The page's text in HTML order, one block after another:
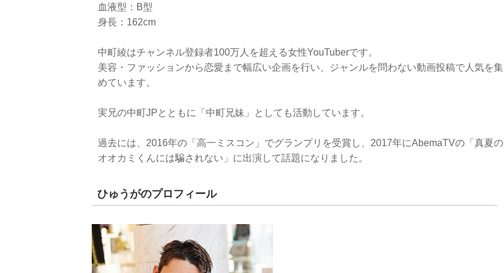
血液型：B型
身長：162cm
中町綾はチャンネル登録者100万人を超える女性YouTuberです。
美容・ファッションから恋愛まで幅広い企画を行い、ジャンルを問わない動画投稿で人気を集
めています。
実兄の中町JPとともに「中町兄妹」としても活動しています。
過去には、2016年の「高一ミスコン」でグランプリを受賞し、2017年にAbemaTVの「真夏の
オオカミくんには騙されない」に出演して話題になりました。
ひゅうがのプロフィール